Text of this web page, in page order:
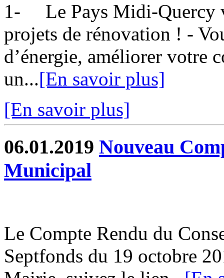
1- Le Pays Midi-Quercy
projets de rénovation ! -
d’énergie, améliorer votre
un...[En savoir plus]
[En savoir plus]
06.01.2019 Nouveau
Municipal
Le Compte Rendu du
Septfonds du 19 octobre